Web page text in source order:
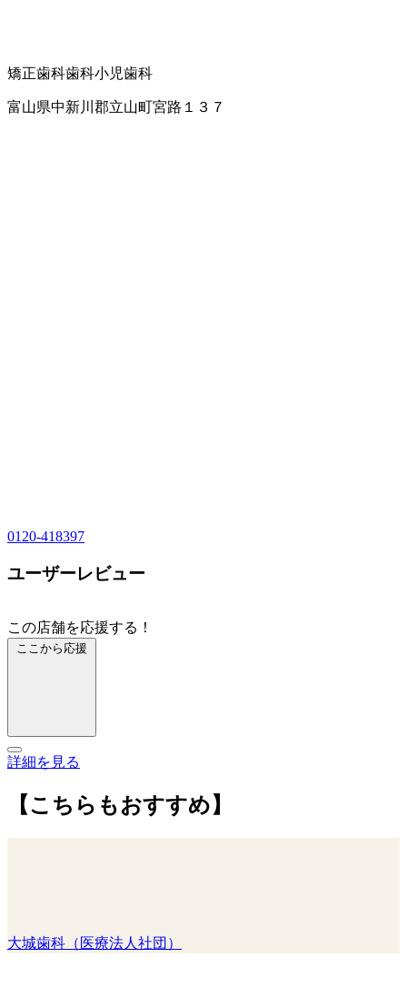
矯正歯科歯科小児歯科
富山県中新川郡立山町宮路１３７
0120-418397
ユーザーレビュー
この店舗を応援する！
ここから応援
詳細を見る
【こちらもおすすめ】
大城歯科（医療法人社団）